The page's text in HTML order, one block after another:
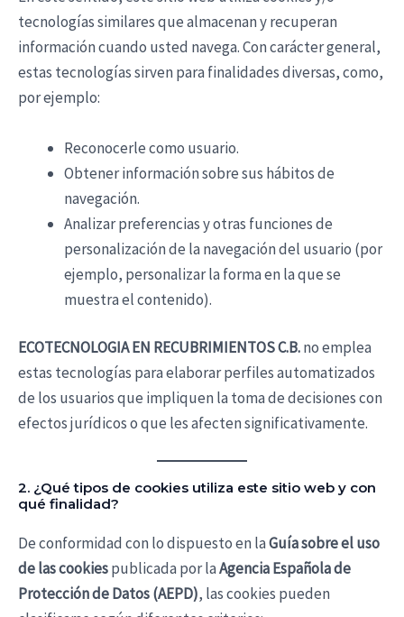
tecnologías similares que almacenan y recuperan
información cuando usted navega. Con carácter general,
estas tecnologías sirven para finalidades diversas, como,
por ejemplo:
Reconocerle como usuario.
Obtener información sobre sus hábitos de
navegación.
Analizar preferencias y otras funciones de
personalización de la navegación del usuario (por
ejemplo, personalizar la forma en la que se
muestra el contenido).
ECOTECNOLOGIA EN RECUBRIMIENTOS C.B.no emplea
estas tecnologías para elaborar perfiles automatizados
de los usuarios que impliquen la toma de decisiones con
efectos jurídicos o que les afecten significativamente.
2. ¿Qué tipos de cookies utiliza este sitio web y con
qué finalidad?
De conformidad con lo dispuesto en laGuía sobre el uso
de las cookiespublicada por laAgencia Española de
Protección de Datos (AEPD), las cookies pueden